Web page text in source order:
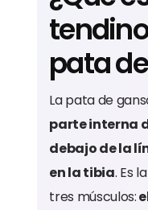
pata
La pata de
parte interna
debajo de la
en la tibia. Es
tres músculos: